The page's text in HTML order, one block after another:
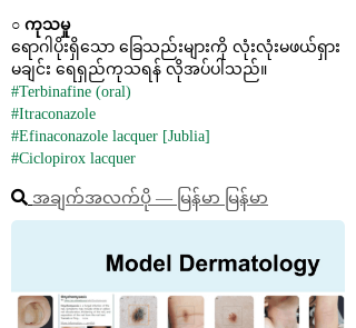
○ ကုသမှု
ရောဂါပိုးရှိသော ခြေသည်းများကို လုံးလုံးမဖယ်ရှား
မချင်း ရေရှည်ကုသရန် လိုအပ်ပါသည်။
#Terbinafine (oral)
#Itraconazole
#Efinaconazole lacquer [Jublia]
#Ciclopirox lacquer
အချက်အလက်ပို ― မြန်မာ မြန်မာ